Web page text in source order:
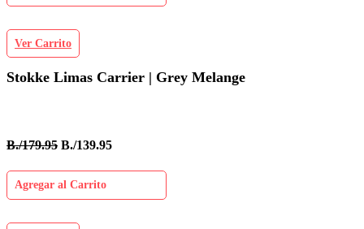
Ver Carrito
Stokke Limas Carrier | Grey Melange
B./179.95 B./139.95
Agregar al Carrito